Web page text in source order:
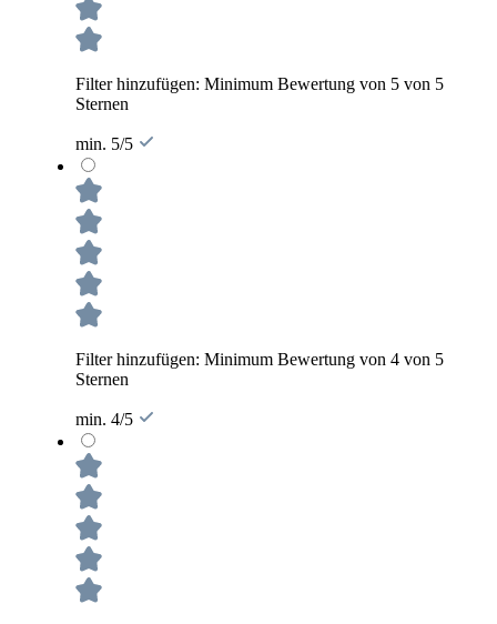
Filter hinzufügen: Minimum Bewertung von 5 von 5
Sternen
min. 5/5
Filter hinzufügen: Minimum Bewertung von 4 von 5
Sternen
min. 4/5